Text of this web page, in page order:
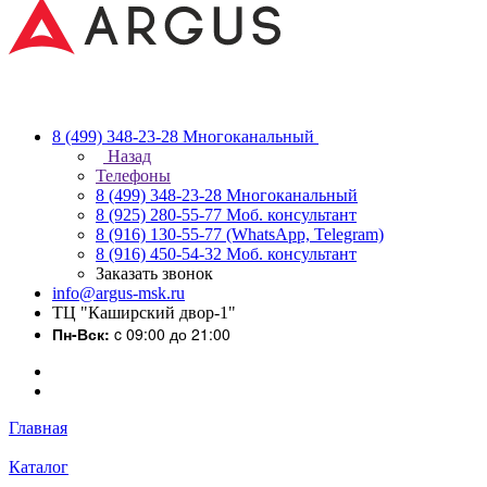
8 (499) 348-23-28 Многоканальный
Назад
Телефоны
8 (499) 348-23-28 Многоканальный
8 (925) 280-55-77 Моб. консультант
8 (916) 130-55-77 (WhatsApp, Telegram)
8 (916) 450-54-32 Моб. консультант
Заказать звонок
info@argus-msk.ru
ТЦ "Каширский двор-1"
Пн-Вск: c 09:00 до 21:00
Главная
Каталог